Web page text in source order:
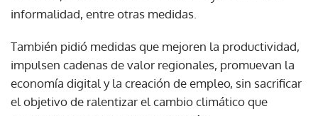
informalidad, entre otras medidas.
También pidió medidas que mejoren la productividad,
impulsen cadenas de valor regionales, promuevan la
economía digital y la creación de empleo, sin sacrificar
el objetivo de ralentizar el cambio climático que